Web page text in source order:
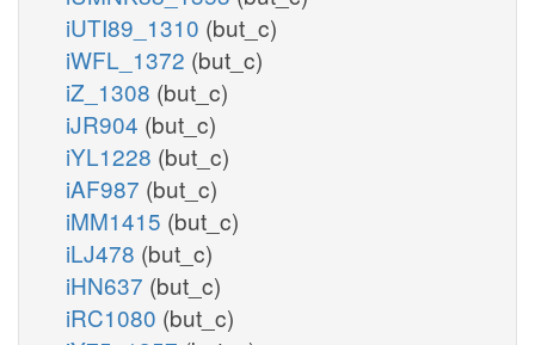
iUTI89_1310 (but_c)
iWFL_1372 (but_c)
iZ_1308 (but_c)
iJR904 (but_c)
iYL1228 (but_c)
iAF987 (but_c)
iMM1415 (but_c)
iLJ478 (but_c)
iHN637 (but_c)
iRC1080 (but_c)